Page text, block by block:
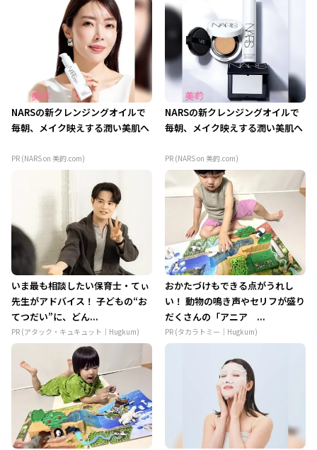
NARSの新クレンジングオイルで
毎朝、メイク映えする潤い美肌へ
PR (NARS on 美的.com)
NARSの新クレンジングオイルで
毎朝、メイク映えする潤い美肌へ
PR (NARS on 美的.com)
いま最も相談したい保育士・てぃ
先生がアドバイス！ 子どもの“お
てつだい”に、どん...
PR (アタック・キュキュット｜Hugkum)
おかたづけもできる点がうれし
い！ 動物の鳴き声やセリフが盛り
だくさんの「アニア ...
PR (タカラトミー｜Hugkum)